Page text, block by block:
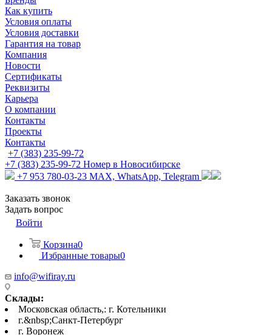
Как купить
Условия оплаты
Условия доставки
Гарантия на товар
Компания
Новости
Сертификаты
Реквизиты
Карьера
О компании
Контакты
Проекты
Контакты
+7 (383) 235-99-72
+7 (383) 235-99-72 Номер в Новосибирске
+7 953 780-03-23 MAX, WhatsApp, Telegram
Заказать звонок
Задать вопрос
Войти
Корзина0
Избранные товары0
info@wifiray.ru
Склады:
Московская область,: г. Котельники
г.&nbsp;Санкт-Петербург
г. Воронеж